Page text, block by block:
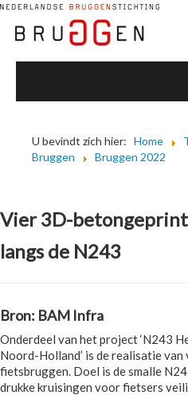
U bevindt zich hier: Home
Bruggen
Bruggen 2022
Vier 3D-
langs de N243
Bron: BAM Infra
Onderdeel van het project ‘N243
Noord-Holland’ is de realisatie
fietsbruggen. Doel is de smalle
drukke kruisingen voor fietsers